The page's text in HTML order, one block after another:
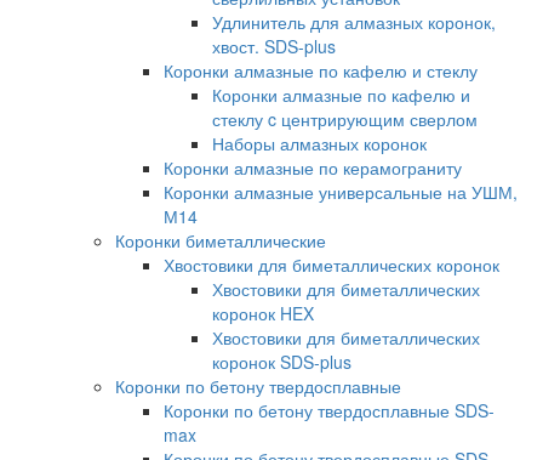
Удлинитель для алмазных коронок,
хвост. SDS-plus
Коронки алмазные по кафелю и стеклу
Коронки алмазные по кафелю и
стеклу c центрирующим сверлом
Наборы алмазных коронок
Коронки алмазные по керамограниту
Коронки алмазные универсальные на УШМ,
М14
Коронки биметаллические
Хвостовики для биметаллических коронок
Хвостовики для биметаллических
коронок HEX
Хвостовики для биметаллических
коронок SDS-plus
Коронки по бетону твердосплавные
Коронки по бетону твердосплавные SDS-
max